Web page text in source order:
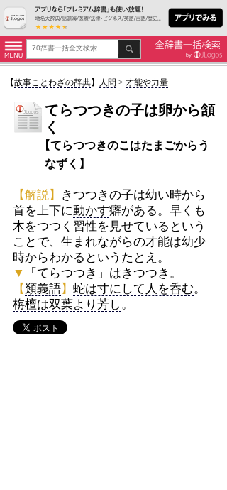
【故事ことわざの辞典】 人間 > 才能や力量
てらつつきの子は卵から頷
く
【てらつつきのこはたまごからう
なずく】
【解説】
きつつきの子は幼い時から
首を上下に動かす癖がある。早くも
木をつつく習性を見せているという
ことで、 生まれながらの才能は幼少
時からわかるというたとえ。
▼
「てらつつき」はきつつき。
【類義語】 蛇は寸にして人を呑む。
栴檀は双葉より芳し。